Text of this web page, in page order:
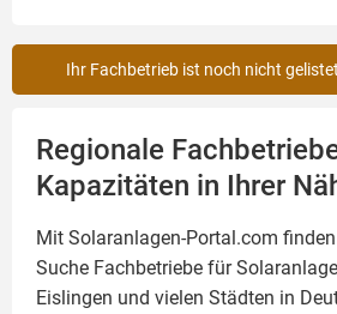
Ihr Fachbetrieb ist noch nicht
Regionale
Kapazitäten in Ihrer
Mit Solaranlagen-Portal.com
Suche Fachbetriebe für
Eislingen und vielen Städten in